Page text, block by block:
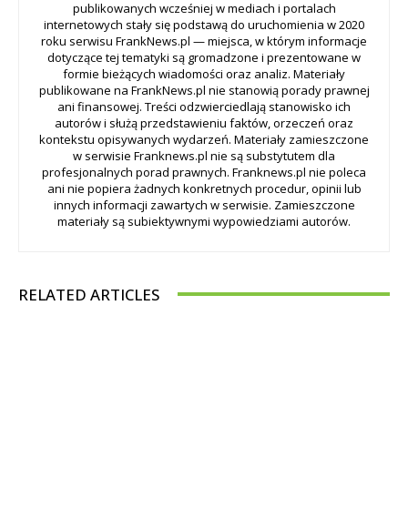
publikowanych wcześniej w mediach i portalach
internetowych stały się podstawą do uruchomienia w 2020
roku serwisu FrankNews.pl — miejsca, w którym informacje
dotyczące tej tematyki są gromadzone i prezentowane w
formie bieżących wiadomości oraz analiz. Materiały
publikowane na FrankNews.pl nie stanowią porady prawnej
ani finansowej. Treści odzwierciedlają stanowisko ich
autorów i służą przedstawieniu faktów, orzeczeń oraz
kontekstu opisywanych wydarzeń. Materiały zamieszczone
w serwisie Franknews.pl nie są substytutem dla
profesjonalnych porad prawnych. Franknews.pl nie poleca
ani nie popiera żadnych konkretnych procedur, opinii lub
innych informacji zawartych w serwisie. Zamieszczone
materiały są subiektywnymi wypowiedziami autorów.
RELATED ARTICLES